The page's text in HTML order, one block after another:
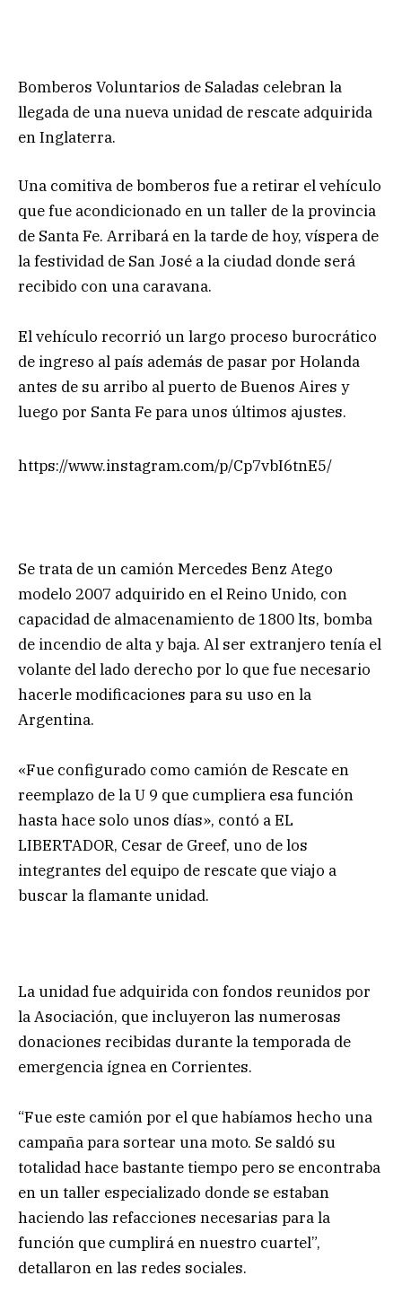
Bomberos Voluntarios de Saladas celebran la
llegada de una nueva unidad de rescate adquirida
en Inglaterra.
Una comitiva de bomberos fue a retirar el vehículo
que fue acondicionado en un taller de la provincia
de Santa Fe. Arribará en la tarde de hoy, víspera de
la festividad de San José a la ciudad donde será
recibido con una caravana.
El vehículo recorrió un largo proceso burocrático
de ingreso al país además de pasar por Holanda
antes de su arribo al puerto de Buenos Aires y
luego por Santa Fe para unos últimos ajustes.
https://www.instagram.com/p/Cp7vbI6tnE5/
Se trata de un camión Mercedes Benz Atego
modelo 2007 adquirido en el Reino Unido, con
capacidad de almacenamiento de 1800 lts, bomba
de incendio de alta y baja. Al ser extranjero tenía el
volante del lado derecho por lo que fue necesario
hacerle modificaciones para su uso en la
Argentina.
«Fue configurado como camión de Rescate en
reemplazo de la U 9 que cumpliera esa función
hasta hace solo unos días», contó a EL
LIBERTADOR, Cesar de Greef, uno de los
integrantes del equipo de rescate que viajo a
buscar la flamante unidad.
La unidad fue adquirida con fondos reunidos por
la Asociación, que incluyeron las numerosas
donaciones recibidas durante la temporada de
emergencia ígnea en Corrientes.
“Fue este camión por el que habíamos hecho una
campaña para sortear una moto. Se saldó su
totalidad hace bastante tiempo pero se encontraba
en un taller especializado donde se estaban
haciendo las refacciones necesarias para la
función que cumplirá en nuestro cuartel”,
detallaron en las redes sociales.